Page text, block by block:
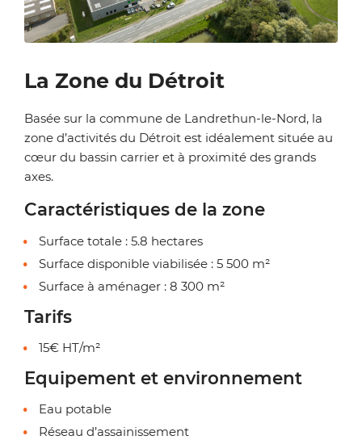
La Zone du Détroit
Basée sur la commune de Landrethun-le-Nord, la
zone d’activités du Détroit est idéalement située au
cœur du bassin carrier et à proximité des grands
axes.
Caractéristiques de la zone
Surface totale : 5.8 hectares
Surface disponible viabilisée : 5 500 m²
Surface à aménager : 8 300 m²
Tarifs
15€ HT/m²
Equipement et environnement
Eau potable
Réseau d’assainissement